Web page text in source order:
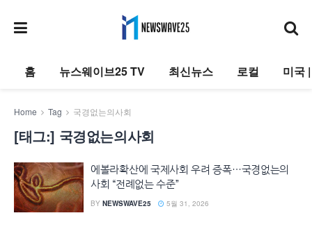
홈 뉴스웨이브25 TV 최신뉴스 로컬 미국
Home Tag 국경없는의사회
[태그:] 국경없는의사회
에볼라확산에 국제사회 우려 증폭…국경없는의
사회 “전례없는 수준”
BY NEWSWAVE25 5월 31, 2026